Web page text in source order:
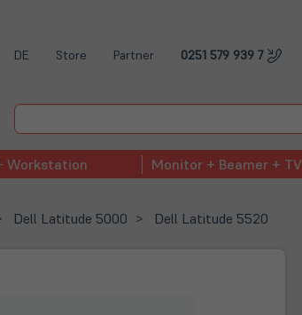
DE Store Partner 0251 579 939 7
Workstation Monitor + Beamer + TV
Dell Latitude 5000 Dell Latitude 5520